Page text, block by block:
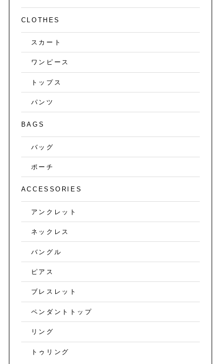
CLOTHES
スカート
ワンピース
トップス
パンツ
BAGS
バッグ
ポーチ
ACCESSORIES
アンクレット
ネックレス
バングル
ピアス
ブレスレット
ペンダントトップ
リング
トゥリング